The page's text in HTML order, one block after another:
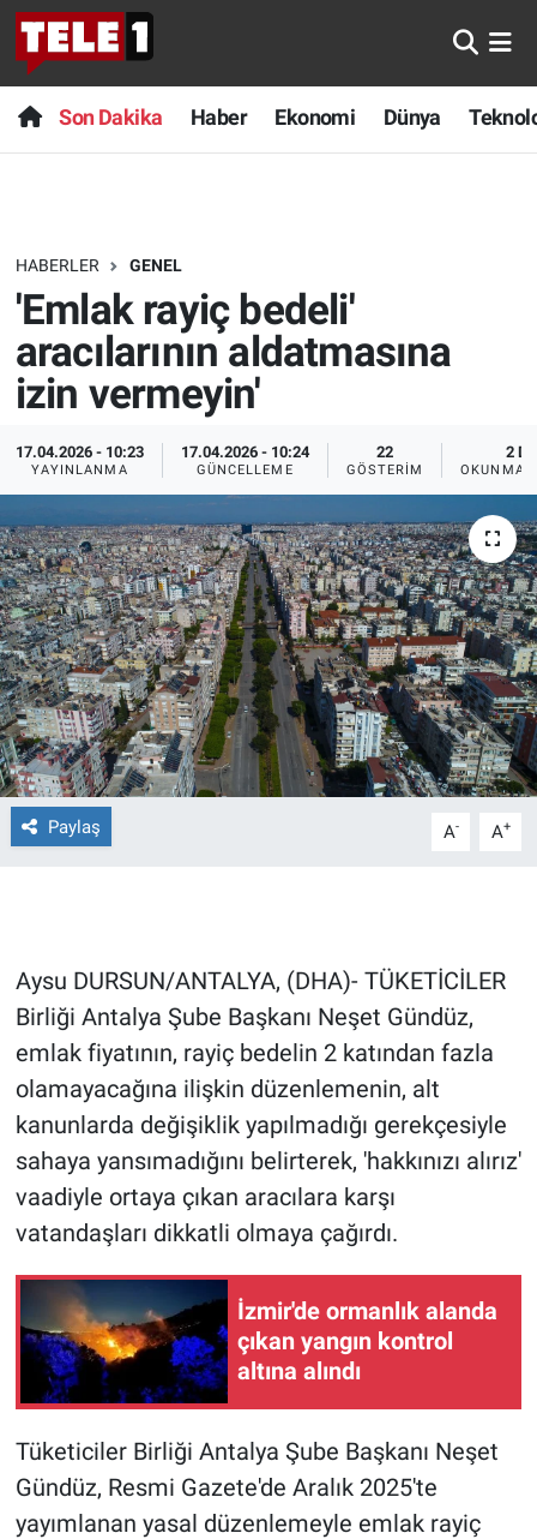
Son Dakika Haber Ekonomi Dünya
HABERLER GENEL
'Emlak rayiç bedeli'
aracılarının aldatmasına
izin vermeyin'
17.04.2026 - 10:23
YAYINLANMA
17.04.2026 - 10:24
GÜNCELLEME
22
GÖSTERIM
2 DK
OKUNMA
Paylaş A- A+
Aysu DURSUN/ANTALYA, (DHA)- TÜKETİCİLER
Birliği Antalya Şube Başkanı Neşet Gündüz,
emlak fiyatının, rayiç bedelin 2 katından fazla
olamayacağına ilişkin düzenlemenin, alt
kanunlarda değişiklik yapılmadığı gerekçesiyle
sahaya yansımadığını belirterek, 'hakkınızı alırız'
vaadiyle ortaya çıkan aracılara karşı
vatandaşları dikkatli olmaya çağırdı.
İzmir'de ormanlık alanda
çıkan yangın kontrol
altına alındı
Tüketiciler Birliği Antalya Şube Başkanı Neşet
Gündüz, Resmi Gazete'de Aralık 2025'te
yayımlanan yasal düzenlemeyle emlak rayiç
Anında Manşet
Başka Sohbetler
Bilim turu
Bilim ve Teknoloji Evreni
Doğa Konuşuyor
Dünya
Ege Saati
Ege'den Esintiler
Eğitim
Eğlence
Ekonomi
Forum
Gün Bitiyor
Gün Ortası
Gündem Özel
Günün görüntüsü
Haber
İlan
Kimdir
Koronavirüs
Kültür Sanat
Son Dakika
Haber
Dünya
Teknoloji
Sağlık
Spor
Yayın Akışı
İletişim
Nöbetçi Eczaneler
Hava Durumu
Trafik Durumu
Süper Lig Puan Durumu ve Fikstür
Tüm Manşetler
Son Dakika Haberleri
Haber Arşivi